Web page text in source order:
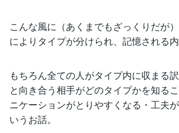
こんな風に（あくまでもざっくりだが
によりタイプが分けられ、記憶される内
もちろん全ての人がタイプ内に収まる
と向き合う相手がどのタイプかを知る
ニケーションがとりやすくなる・工夫
いうお話。